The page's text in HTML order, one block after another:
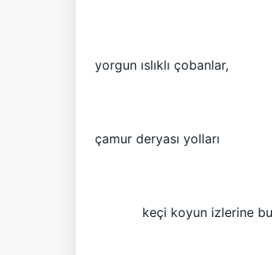
yorgun ıslıklı çobanlar,
çamur deryası yolları
keçi koyun izlerine